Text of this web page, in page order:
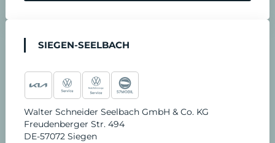
SIEGEN-SEELBACH
Walter Schneider Seelbach GmbH & Co. KG
Freudenberger Str. 494
DE-57072 Siegen